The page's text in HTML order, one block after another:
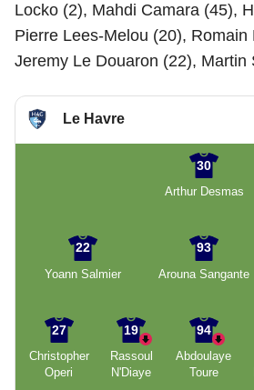
Locko (2), Mahdi Camara (45),
Pierre Lees-Melou (20), Romain
Jeremy Le Douaron (22), Martin
Le Havre
30
Arthur Desmas
22
Yoann Salmier
93
Arouna Sangante
27
Christopher
Operi
19
Rassoul
N'Diaye
94
Abdoulaye
Toure